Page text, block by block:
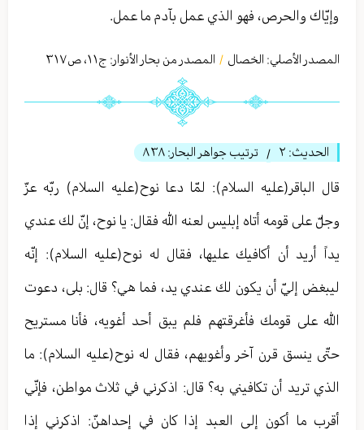
وإيّاك والحرص، فهو الذي عمل بآدم ما عمل.
المصدر الأصلي: الخصال / المصدر من بحار الأنوار: ج١١، ص٣١٧
الحديث: ٢ / ترتيب جواهر البحار: ٨٣٨
قال الباقر(عليه السلام): لمّا دعا نوح(عليه السلام) ربّه عزّ
وجلّ على قومه أتاه إبليس لعنه الله فقال: يا نوح، إنّ لك عندي
يداً أريد أن أكافيك عليها، فقال له نوح(عليه السلام): إنّه
ليبغض إليّ أن يكون لك عندي يد، فما هي؟ قال: بلى، دعوت
الله على قومك فأغرقتهم فلم يبق أحد أغويه، فأنا مستريح
حتّى ينسق قرن آخر وأغويهم، فقال له نوح(عليه السلام): ما
الذي تريد أن تكافيني به؟ قال: اذكرني في ثلاث مواطن، فإنّي
أقرب ما أكون إلى العبد إذا كان في إحداهنّ: اذكرني إذا